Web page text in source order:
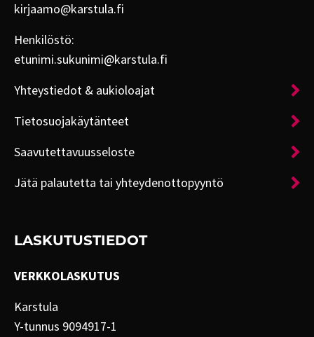
kirjaamo@karstula.fi
Henkilöstö:
etunimi.sukunimi@karstula.fi
Yhteystiedot & aukioloajat
Tietosuojakäytänteet
Saavutettavuusseloste
Jätä palautetta tai yhteydenottopyyntö
LASKUTUSTIEDOT
VERKKOLASKUTUS
Karstula
Y-tunnus 9094917-1